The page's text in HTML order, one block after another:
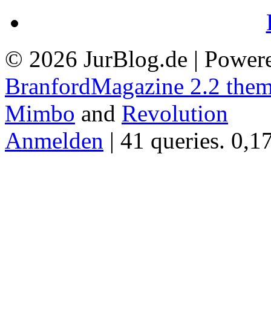
© 2026 JurBlog.de |
BranfordMagazine 2.2
Mimbo and Revolution
Anmelden | 41 queries.